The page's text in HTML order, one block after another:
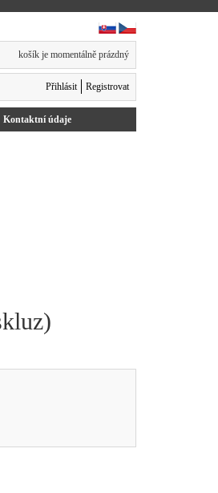
košík je momentálně prázdný
Přihlásit Registrovat
Kontaktní údaje